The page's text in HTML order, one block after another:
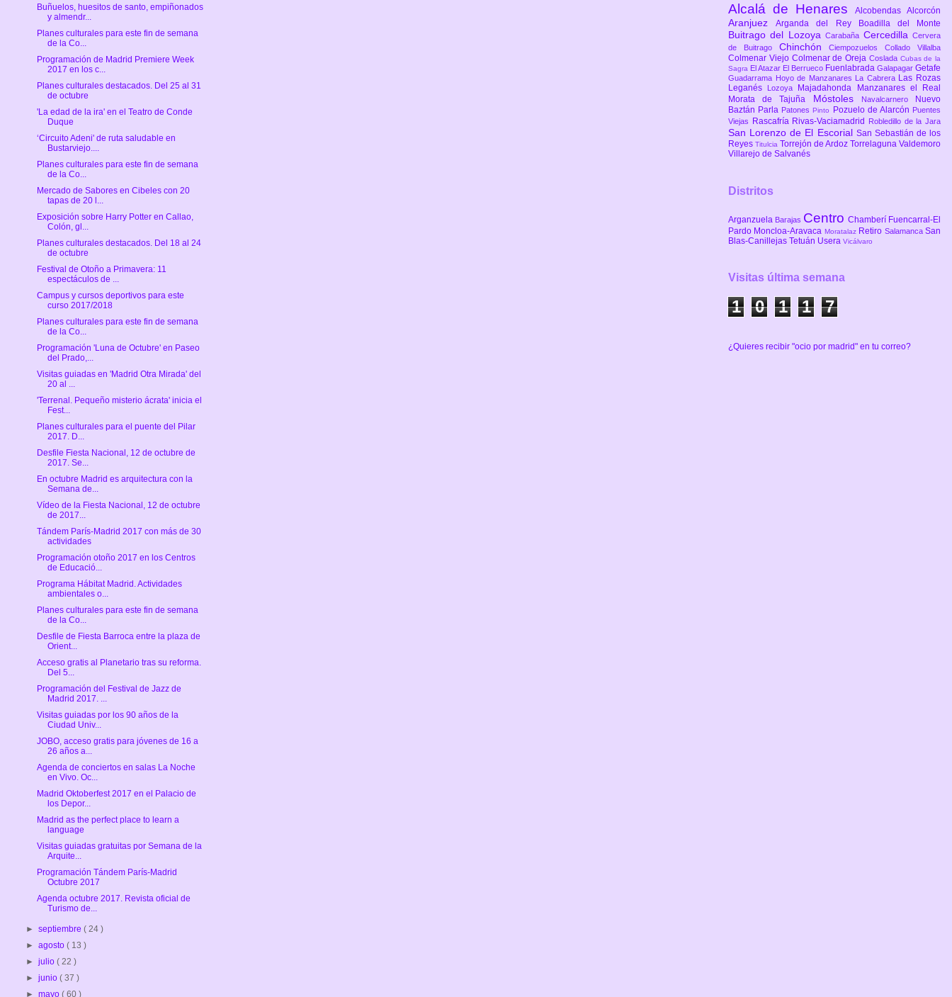
Buñuelos, huesitos de santo, empiñonados
y almendr...
Planes culturales para este fin de semana
de la Co...
Programación de Madrid Premiere Week
2017 en los c...
Planes culturales destacados. Del 25 al 31
de octubre
'La edad de la ira' en el Teatro de Conde
Duque
‘Circuito Adeni' de ruta saludable en
Bustarviejo....
Planes culturales para este fin de semana
de la Co...
Mercado de Sabores en Cibeles con 20
tapas de 20 l...
Exposición sobre Harry Potter en Callao,
Colón, gl...
Planes culturales destacados. Del 18 al 24
de octubre
Festival de Otoño a Primavera: 11
espectáculos de ...
Campus y cursos deportivos para este
curso 2017/2018
Planes culturales para este fin de semana
de la Co...
Programación 'Luna de Octubre' en Paseo
del Prado,...
Visitas guiadas en 'Madrid Otra Mirada' del
20 al ...
'Terrenal. Pequeño misterio ácrata' inicia el
Fest...
Planes culturales para el puente del Pilar
2017. D...
Desfile Fiesta Nacional, 12 de octubre de
2017. Se...
En octubre Madrid es arquitectura con la
Semana de...
Vídeo de la Fiesta Nacional, 12 de octubre
de 2017...
Tándem París-Madrid 2017 con más de 30
actividades
Programación otoño 2017 en los Centros
de Educació...
Programa Hábitat Madrid. Actividades
ambientales o...
Planes culturales para este fin de semana
de la Co...
Desfile de Fiesta Barroca entre la plaza de
Orient...
Acceso gratis al Planetario tras su reforma.
Del 5...
Programación del Festival de Jazz de
Madrid 2017. ...
Visitas guiadas por los 90 años de la
Ciudad Univ...
JOBO, acceso gratis para jóvenes de 16 a
26 años a...
Agenda de conciertos en salas La Noche
en Vivo. Oc...
Madrid Oktoberfest 2017 en el Palacio de
los Depor...
Madrid as the perfect place to learn a
language
Visitas guiadas gratuitas por Semana de la
Arquite...
Programación Tándem París-Madrid
Octubre 2017
Agenda octubre 2017. Revista oficial de
Turismo de...
►septiembre( 24 )
►agosto( 13 )
►julio( 22 )
►junio( 37 )
►mayo( 60 )
Alcalá de Henares Alcobendas Alcorcón
AranjuezArganda del Rey Boadilla del Monte
Buitrago del LozoyaCarabaña CercedillaCervera
de Buitrago ChinchónCiempozuelosCollado Villalba
Colmenar Viejo Colmenar de Oreja Coslada Cubas de la
Sagra El Atazar El Berrueco Fuenlabrada Galapagar Getafe
Guadarrama Hoyo de Manzanares La Cabrera Las Rozas
Leganés
Lozoya Majadahonda
Manzanares el Real
Morata de Tajuña Móstoles Navalcarnero
Nuevo
Baztán Parla PatonesPinto Pozuelo de Alarcón Puentes
Viejas
Rascafría Rivas-Vaciamadrid Robledillo de la Jara
San Lorenzo de El Escorial San Sebastián de los
Reyes Titulcia Torrejón de Ardoz Torrelaguna Valdemoro
Villarejo de Salvanés
Distritos
Arganzuela Barajas Centro Chamberí Fuencarral-El
Pardo Moncloa-Aravaca Moratalaz Retiro SalamancaSan
Blas-Canillejas Tetuán Usera Vicálvaro
Visitas última semana
1 0 1 1 7
¿Quieres recibir "ocio por madrid" en tu correo?